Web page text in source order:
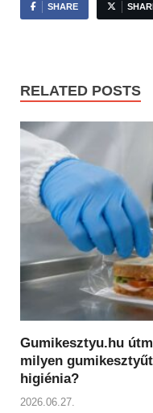
SHARE
RELATED POSTS
Gumikesztyu.hu
milyen
higiénia?
2026.06.27.